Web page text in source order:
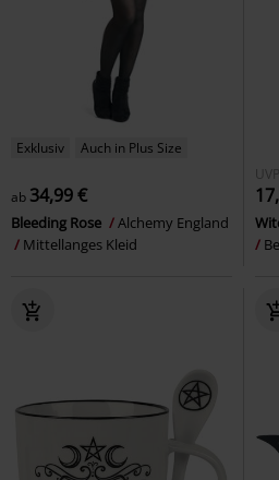
Exklusiv Auch in Plus Size
ab 34,99 €
Bleeding Rose
Alchemy England
Mittellanges Kleid
UVP